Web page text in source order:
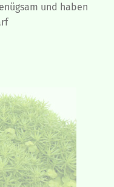
und haben